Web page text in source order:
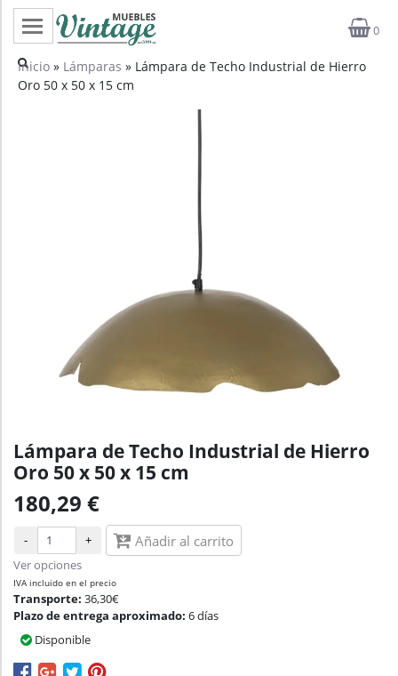
0
Categorías
Inicio » Lámparas » Lámpara de Techo Industrial de Hierro
Oro 50 x 50 x 15 cm
Lámpara de Techo Industrial de Hierro
Oro 50 x 50 x 15 cm
180,29 €
- + Añadir al carrito
Ver opciones
IVA incluido en el precio
Transporte: 36,30€
Plazo de entrega aproximado: 6 días
Disponible